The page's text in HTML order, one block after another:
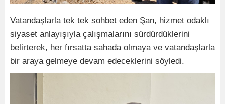
Vatandaşlarla tek tek sohbet eden Şan, hizmet odaklı
siyaset anlayışıyla çalışmalarını sürdürdüklerini
belirterek, her fırsatta sahada olmaya ve vatandaşlarla
bir araya gelmeye devam edeceklerini söyledi.